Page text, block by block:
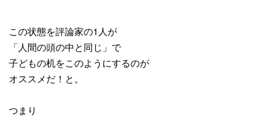
この状態を評論家の1人が
「人間の頭の中と同じ」で
子どもの机をこのようにするのが
オススメだ！と。
つまり